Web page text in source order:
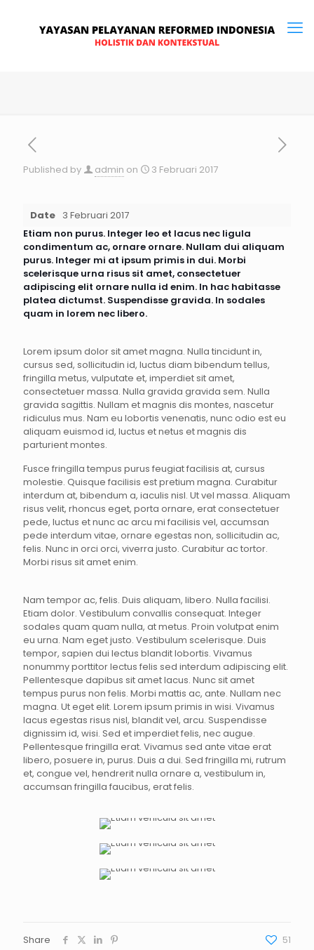
Published by admin on 3 Februari 2017
Date 3 Februari 2017
Etiam non purus. Integer leo et lacus nec ligula
condimentum ac, ornare ornare. Nullam dui aliquam
purus. Integer mi at ipsum primis in dui. Morbi
scelerisque urna risus sit amet, consectetuer
adipiscing elit ornare nulla id enim. In hac habitasse
platea dictumst. Suspendisse gravida. In sodales
quam in lorem nec libero.
Lorem ipsum dolor sit amet magna. Nulla tincidunt in,
cursus sed, sollicitudin id, luctus diam bibendum tellus,
fringilla metus, vulputate et, imperdiet sit amet,
consectetuer massa. Nulla gravida gravida sem. Nulla
gravida sagittis. Nullam et magnis dis montes, nascetur
ridiculus mus. Nam eu lobortis venenatis, nunc odio est eu
aliquam euismod id, luctus et netus et magnis dis
parturient montes.
Fusce fringilla tempus purus feugiat facilisis at, cursus
molestie. Quisque facilisis est pretium magna. Curabitur
interdum at, bibendum a, iaculis nisl. Ut vel massa. Aliquam
risus velit, rhoncus eget, porta ornare, erat consectetuer
pede, luctus et nunc ac arcu mi facilisis vel, accumsan
pede interdum vitae, ornare egestas non, sollicitudin ac,
felis. Nunc in orci orci, viverra justo. Curabitur ac tortor.
Morbi risus sit amet enim.
Nam tempor ac, felis. Duis aliquam, libero. Nulla facilisi.
Etiam dolor. Vestibulum convallis consequat. Integer
sodales quam quam nulla, at metus. Proin volutpat enim
eu urna. Nam eget justo. Vestibulum scelerisque. Duis
tempor, sapien dui lectus blandit lobortis. Vivamus
nonummy porttitor lectus felis sed interdum adipiscing elit.
Pellentesque dapibus sit amet lacus. Nunc sit amet
tempus purus non felis. Morbi mattis ac, ante. Nullam nec
magna. Ut eget elit. Lorem ipsum primis in wisi. Vivamus
lacus egestas risus nisl, blandit vel, arcu. Suspendisse
dignissim id, wisi. Sed et imperdiet felis, nec augue.
Pellentesque fringilla erat. Vivamus sed ante vitae erat
libero, posuere in, purus. Duis a dui. Sed fringilla mi, rutrum
et, congue vel, hendrerit nulla ornare a, vestibulum in,
accumsan fringilla faucibus, erat felis.
Share 51